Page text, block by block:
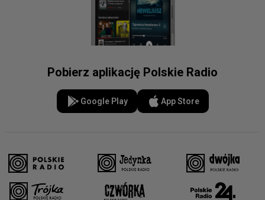
Pobierz aplikację Polskie Radio
Google Play App Store